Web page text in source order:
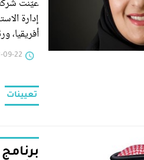
عيّنت
إدارة
أفريقيا،
السعودية
22 | 10:03
تعيينات